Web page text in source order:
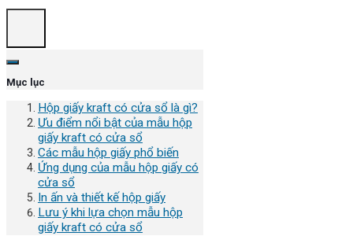
Mục lục
Hộp giấy kraft có cửa sổ là gì?
Ưu điểm nổi bật của mẫu hộp
giấy kraft có cửa sổ
Các mẫu hộp giấy phổ biến
Ứng dụng của mẫu hộp giấy có
cửa sổ
In ấn và thiết kế hộp giấy
Lưu ý khi lựa chọn mẫu hộp
giấy kraft có cửa sổ